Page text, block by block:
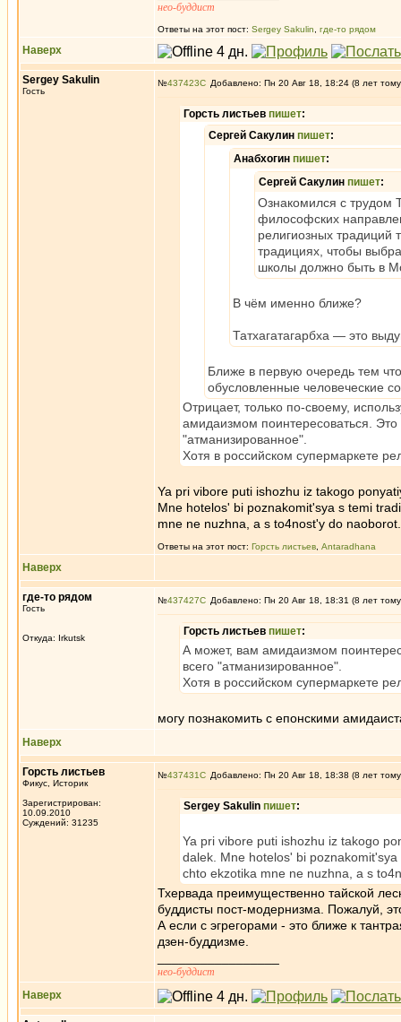
нео-буддист
Ответы на этот пост: Sergey Sakulin где-то рядом
Наверх
Sergey Sakulin
Гость
№437423 Добавлено: Пн 20 Авг 18, 18:24 (8 лет
Горсть листьев пишет:
Сергей Сакулин пишет:
Анабхогин пишет:
Сергей Сакулин пишет:
Ознакомился с трудом
философских
религиозных традиций
традициях, чтобы
школы должно быть в
В чём именно ближе?
Татхагатагарбха — это
Ближе в первую очередь тем
обусловленные человеческие
Отрицает, только по-своему,
амидаизмом поинтересоваться.
"атманизированное".
Хотя в российском супермаркете
Ya pri vibore puti ishozhu iz takogo
Mne hotelos' bi poznakomit'sya s temi
mne ne nuzhna, a s to4nost'y do naoborot.
Ответы на этот пост: Горсть листьев Antaradhana
Наверх
где-то рядом
Гость
Откуда: Irkutsk
№437427 Добавлено: Пн 20 Авг 18, 18:31 (8 лет
Горсть листьев пишет:
А может, вам амидаизмом
всего "атманизированное".
Хотя в российском супермаркете
могу познакомить с епонскими
Наверх
Горсть листьев
Фикус, Историк
Зарегистрирован:
10.09.2010
Суждений: 31235
№437431 Добавлено: Пн 20 Авг 18, 18:38 (8 лет
Sergey Sakulin пишет:
Ya pri vibore puti ishozhu iz takogo
dalek. Mne hotelos' bi
chto ekzotika mne ne nuzhna, a s
Тхервада преимущественно тайской
буддисты пост-модернизма. Пожалуй,
А если с эгрегорами - это ближе к
дзен-буддизме.
нео-буддист
Наверх